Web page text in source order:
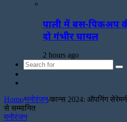
पाली में बस-पिकअप
दो गंभीर घायल
2 hours ago
Home/मनोरंजन/कान्स 2024: ऑपनिंग
से सम्मानित
मनोरंजन